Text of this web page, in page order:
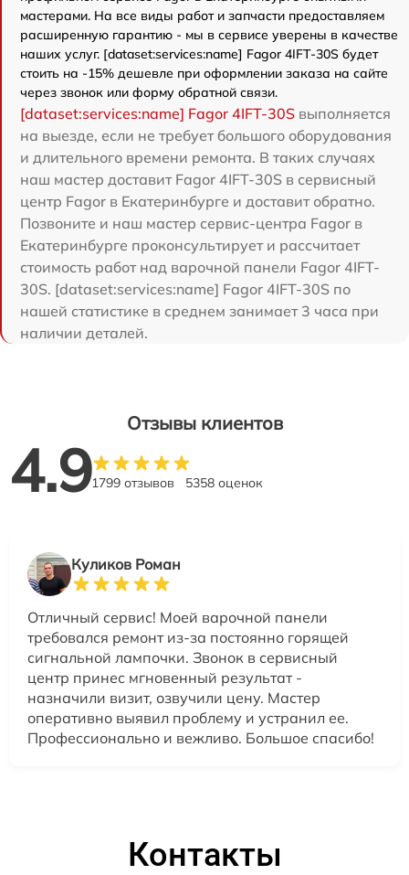
мастерами. На все виды работ и запчасти предоставляем
расширенную гарантию - мы в сервисе уверены в качестве
наших услуг. [dataset:services:name] Fagor 4IFT-30S будет
стоить на -15% дешевле при оформлении заказа на сайте
через звонок или форму обратной связи.
[dataset:services:name] Fagor 4IFT-30S выполняется
на выезде, если не требует большого оборудования
и длительного времени ремонта. В таких случаях
наш мастер доставит Fagor 4IFT-30S в сервисный
центр Fagor в Екатеринбурге и доставит обратно.
Позвоните и наш мастер сервис-центра Fagor в
Екатеринбурге проконсультирует и рассчитает
стоимость работ над варочной панели Fagor 4IFT-
30S. [dataset:services:name] Fagor 4IFT-30S по
нашей статистике в среднем занимает 3 часа при
наличии деталей.
Отзывы клиентов
4.91799 отзывов 5358 оценок
Куликов Роман
Отличный сервис! Моей варочной панели
требовался ремонт из-за постоянно горящей
сигнальной лампочки. Звонок в сервисный
центр принес мгновенный результат -
назначили визит, озвучили цену. Мастер
оперативно выявил проблему и устранил ее.
Профессионально и вежливо. Большое спасибо!
Контакты